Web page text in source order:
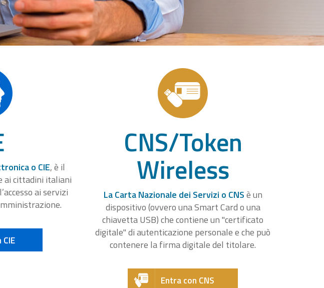
o CIE, è il
ai cittadini italiani
ai servizi
CNS/Token
Wireless
La Carta Nazionale dei Servizi o CNSè un
dispositivo (ovvero una Smart Card o una
chiavetta USB) che contiene un "certificato
digitale" di autenticazione personale e che può
contenere la firma digitale del titolare.
Entra con CNS